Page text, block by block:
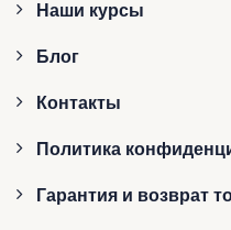
Наши курсы
Блог
Контакты
Политика
Гарантия и возврат